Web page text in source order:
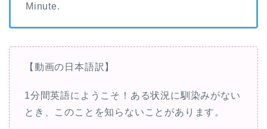
Minute.
【動画の日本語訳】
1分間英語にようこそ！ある状況に馴染みがない
とき、このことを知らないことがあります。